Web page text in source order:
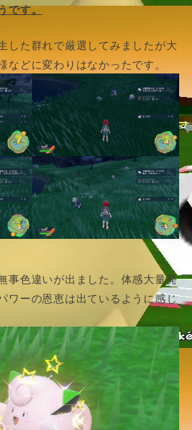
です。
した群れで厳選してみましたが大
などに変わりはなかったです。
事色違いが出ました。体感大量発
ワーの恩恵は出ているように感じ